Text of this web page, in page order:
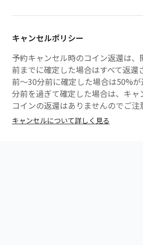
・到着後、受付のスタッフにお声が
５分以内の遅刻はご連絡のうえ、ご
それ以上の遅刻はキャンセル扱いと
ください。
キャンセルポリシー
予約キャンセル時のコイン返還は、
前までに確定した場合はすべて返還
前〜30分前に確定した場合は50%
分前を過ぎて確定した場合は、キャ
コインの返還はありませんのでご注
キャンセルについて詳しく見る